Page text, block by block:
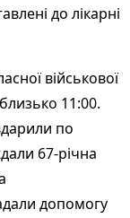
до лікарні
військової
11:00.
по
67-річна
допомогу